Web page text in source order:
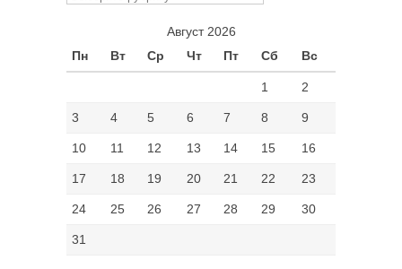
Август 2026
Пн
Вт Ср Чт Пт Сб Вс
1 2
3 4 5 6 7 8 9
10 11 12 13 14 15 16
17 18 19 20 21 22 23
24 25 26 27 28 29 30
31